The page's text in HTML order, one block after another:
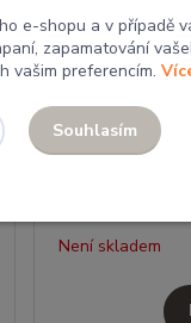
Kosmetická
Není skladem
e-shopu a v případě
zapamatování
vašim preferencím.
Souhlasím